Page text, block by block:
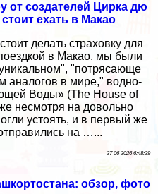
создателей Цирка дю
ехать в Макао
делать страховку для
в Макао, мы были
"потрясающе
в мире," водно-
Воды» (The House of
несмотря на довольно
устоять, и в первый же
на …...
27 06 2026 6:48:29
обзор, фото